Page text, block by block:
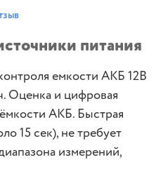
питания
емкости АКБ 12В
Оценка и цифровая
АКБ. Быстрая
15 сек), не требует
измерений,